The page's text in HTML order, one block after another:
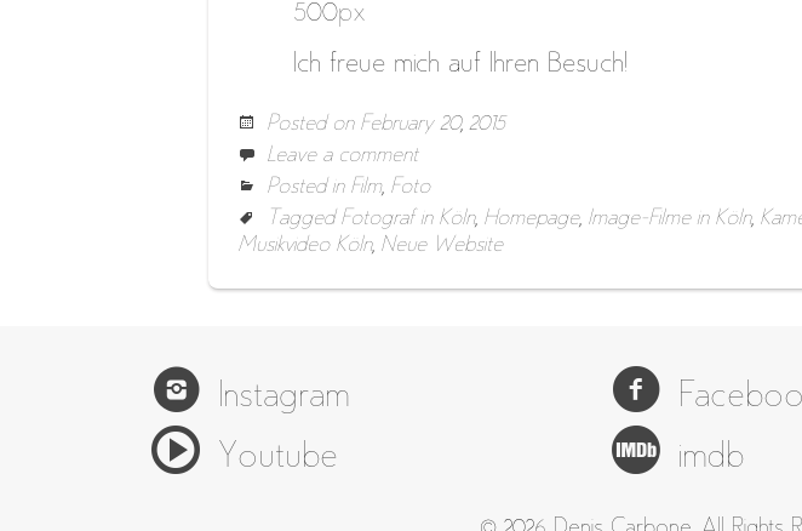
500px
Ich freue mich auf Ihren Besuch!
Posted on February 20, 2015
Leave a comment
Posted in Film, Foto
Tagged Fotograf in Köln, Homepage, Image-Filme in Köln,
Musikvideo Köln, Neue Website
Instagram
Youtube
imdb